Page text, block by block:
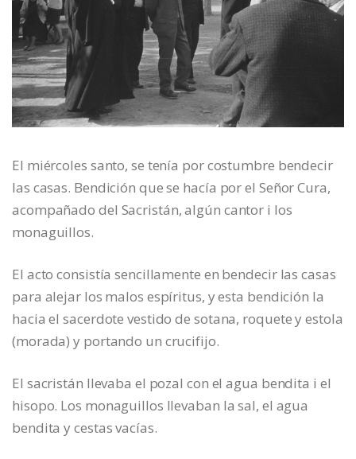
El miércoles santo, se tenía por costumbre bendecir
las casas. Bendición que se hacía por el Señor Cura,
acompañado del Sacristán, algún cantor i los
monaguillos.
El acto consistía sencillamente en bendecir las casas
para alejar los malos espíritus, y esta bendición la
hacia el sacerdote vestido de sotana, roquete y estola
(morada) y portando un crucifijo.
El sacristán llevaba el pozal con el agua bendita i el
hisopo. Los monaguillos llevaban la sal, el agua
bendita y cestas vacías.